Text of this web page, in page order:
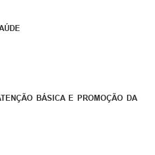
BÁSICA E PROMOÇÃO DA